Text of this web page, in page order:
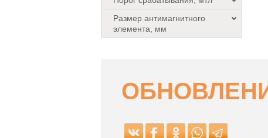
Размер антимагнитного
элемента, мм